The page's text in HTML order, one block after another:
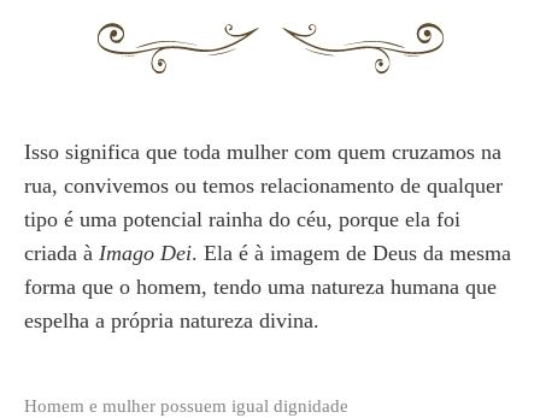
Isso significa que toda mulher com quem cruzamos na
rua, convivemos ou temos relacionamento de qualquer
tipo é uma potencial rainha do céu, porque ela foi
criada à Imago Dei. Ela é à imagem de Deus da mesma
forma que o homem, tendo uma natureza humana que
espelha a própria natureza divina.
Homem e mulher possuem igual dignidade